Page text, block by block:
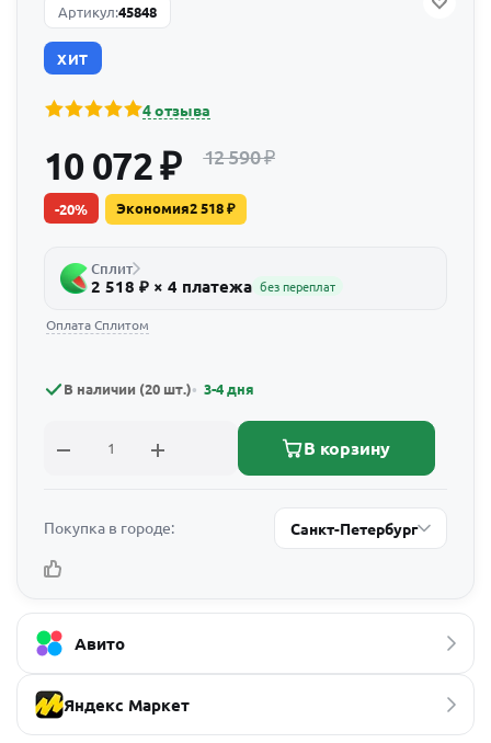
Артикул:45848
ХИТ
4 отзыва
10 072₽ 12 590₽
-20% Экономия2 518₽
Сплит
2 518 ₽ × 4 платежа без переплат
Оплата Сплитом
В наличии (20 шт.) 3-4 дня
В корзину
Покупка в городе: Санкт-Петербург
Авито
Яндекс Маркет